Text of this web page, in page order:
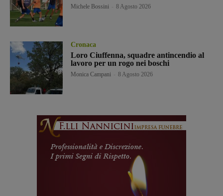
Michele Bossini 8 Agosto 2026
Cronaca
Loro Ciuffenna, squadre antincendio al
lavoro per un rogo nei boschi
Monica Campani 8 Agosto 2026